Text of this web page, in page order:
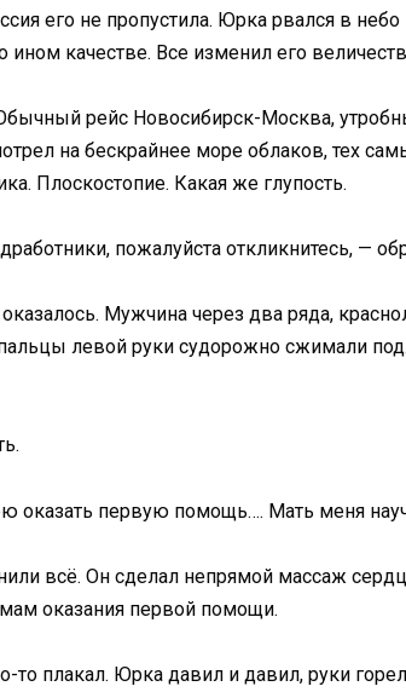
его не пропустила. Юрка рвался в небо
качестве. Все изменил его
рейс Новосибирск-Москва,
на бескрайнее море облаков, тех
Плоскостопие. Какая же глупость.
пожалуйста откликнитесь, —
Мужчина через два ряда,
левой руки судорожно сжимали
оказать первую помощь…. Мать меня
всё. Он сделал непрямой массаж
оказания первой помощи.
то плакал. Юрка давил и давил, руки